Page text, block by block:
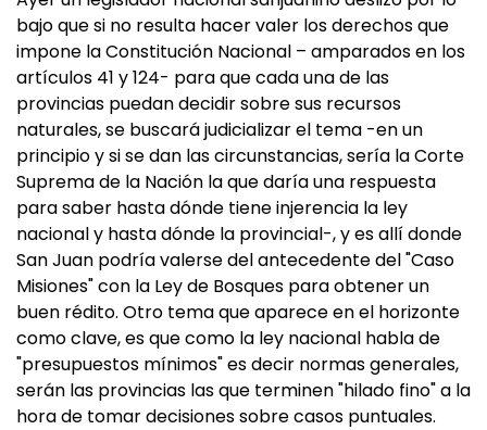
bajo que si no resulta hacer valer los derechos que
impone la Constitución Nacional – amparados en los
artículos 41 y 124- para que cada una de las
provincias puedan decidir sobre sus recursos
naturales, se buscará judicializar el tema -en un
principio y si se dan las circunstancias, sería la Corte
Suprema de la Nación la que daría una respuesta
para saber hasta dónde tiene injerencia la ley
nacional y hasta dónde la provincial-, y es allí donde
San Juan podría valerse del antecedente del "Caso
Misiones" con la Ley de Bosques para obtener un
buen rédito. Otro tema que aparece en el horizonte
como clave, es que como la ley nacional habla de
"presupuestos mínimos" es decir normas generales,
serán las provincias las que terminen "hilado fino" a la
hora de tomar decisiones sobre casos puntuales.